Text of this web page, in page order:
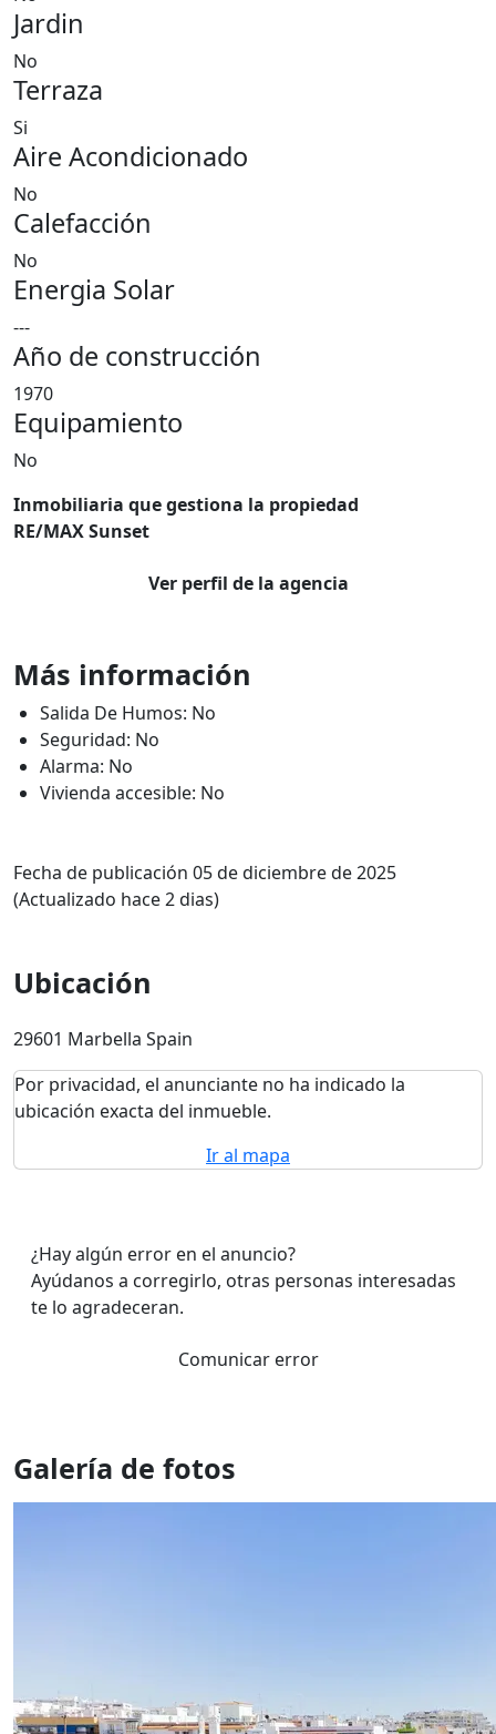
Jardin
No
Terraza
Si
Aire Acondicionado
No
Calefacción
No
Energia Solar
---
Año de construcción
1970
Equipamiento
No
Inmobiliaria que gestiona la propiedad
RE/MAX Sunset
Ver perfil de la agencia
Más información
Salida De Humos: No
Seguridad: No
Alarma: No
Vivienda accesible: No
Fecha de publicación 05 de diciembre de 2025
(Actualizado hace 2 dias)
Ubicación
29601 Marbella Spain
Por privacidad, el anunciante no ha indicado la
ubicación exacta del inmueble.
Ir al mapa
¿Hay algún error en el anuncio?
Ayúdanos a corregirlo, otras personas interesadas
te lo agradeceran.
Comunicar error
Galería de fotos